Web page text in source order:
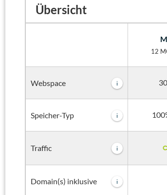
Übersicht
12
Webspace i
Speicher-Typ i
Traffic i
Domain(s) inklusive i